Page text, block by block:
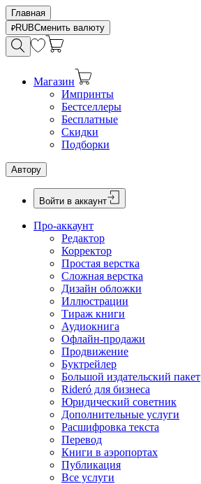
Главная
RUBСменить валюту
Магазин
Импринты
Бестселлеры
Бесплатные
Скидки
Подборки
Автору
Войти в аккаунт
Про-аккаунт
Редактор
Корректор
Простая верстка
Сложная верстка
Дизайн обложки
Иллюстрации
Тираж книги
Аудиокнига
Офлайн-продажи
Продвижение
Буктрейлер
Большой издательский пакет
Rideró для бизнеса
Юридический советник
Дополнительные услуги
Расшифровка текста
Перевод
Книги в аэропортах
Публикация
Все услуги